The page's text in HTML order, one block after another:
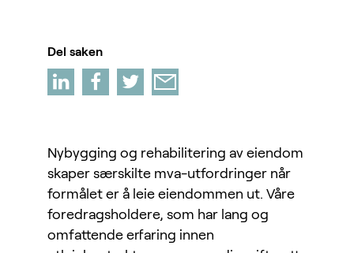
Del saken
Nybygging og rehabilitering av eiendom
skaper særskilte mva-utfordringer når
formålet er å leie eiendommen ut. Våre
foredragsholdere, som har lang og
omfattende erfaring innen